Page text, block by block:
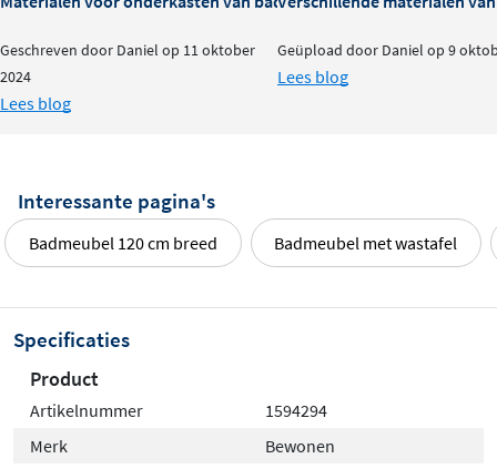
Geschreven door Daniel op 11 oktober
2024
Lees blog
Geüpload door Daniel op 9
Lees blog
Interessante pagina's
Badmeubel 120 cm breed Badmeubel met wastafel
Specificaties
Product
Artikelnummer
1594294
Merk
Bewonen